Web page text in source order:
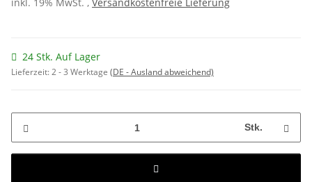
24 Stk. Auf Lager
Lieferzeit:2 - 3 Werktage (DE - Ausland abweichend)
Stk.